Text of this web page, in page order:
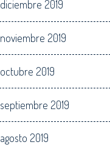
diciembre 2019
noviembre 2019
octubre 2019
septiembre 2019
agosto 2019